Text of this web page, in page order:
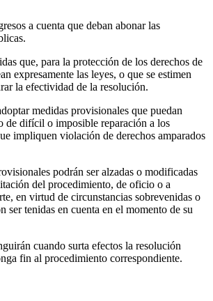
a cuenta que deban abonar las
que, para la protección de los derechos de
expresamente las leyes, o que se estimen
la efectividad de la resolución.
medidas provisionales que puedan
de difícil o imposible reparación a los
impliquen violación de derechos amparados
podrán ser alzadas o modificadas
del procedimiento, de oficio o a
en virtud de circunstancias sobrevenidas o
ser tenidas en cuenta en el momento de su
cuando surta efectos la resolución
fin al procedimiento correspondiente.